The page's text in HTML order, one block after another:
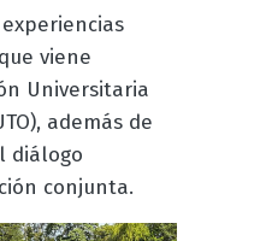
viene
Universitaria
además de
diálogo
conjunta.